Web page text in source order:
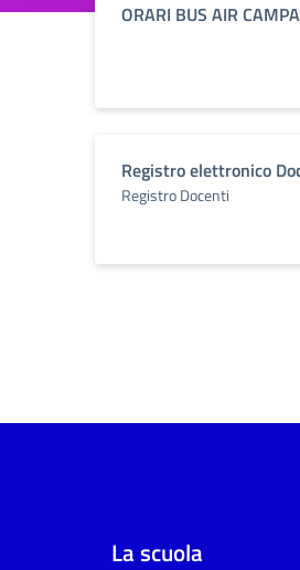
ORARI BUS AIR
Registro elettronico
Registro Docenti
La scuola